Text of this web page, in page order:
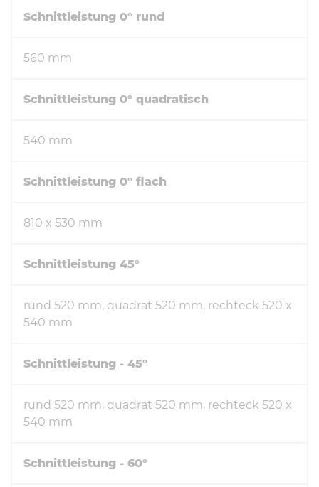
Schnittleistung 0° rund
560 mm
Schnittleistung 0° quadratisch
540 mm
Schnittleistung 0° flach
810 x 530 mm
Schnittleistung 45°
rund 520 mm, quadrat 520 mm, rechteck 520 x
540 mm
Schnittleistung - 45°
rund 520 mm, quadrat 520 mm, rechteck 520 x
540 mm
Schnittleistung - 60°